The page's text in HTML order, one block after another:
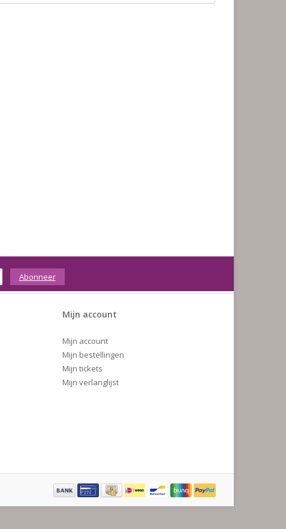
Abonneer
Mijn account
Mijn account
Mijn bestellingen
Mijn tickets
Mijn verlanglijst